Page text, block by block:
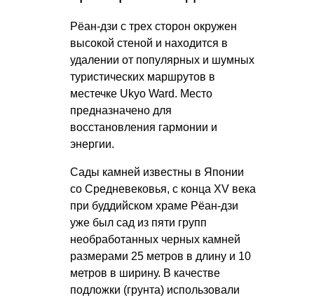
Рёан-дзи с трех сторон окружен
высокой стеной и находится в
удалении от популярных и шумных
туристических маршрутов в
местечке Ukyo Ward. Место
предназначено для
восстановления гармонии и
энергии.
Сады камней известны в Японии
со Средневековья, с конца XV века
при буддийском храме Рёан-дзи
уже был сад из пяти групп
необработанных черных камней
размерами 25 метров в длину и 10
метров в ширину. В качестве
подложки (грунта) использовали